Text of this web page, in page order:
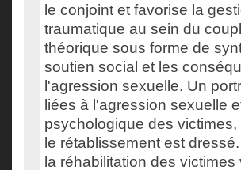
le conjoint et favorise la
traumatique au sein du
théorique sous forme de
soutien social et les
l'agression sexuelle. Un
liées à l'agression sexuelle
psychologique des
le rétablissement est
la réhabilitation des